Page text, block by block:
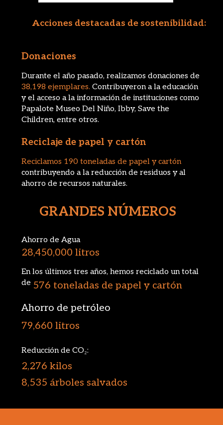
Acciones destacadas de sostenibilidad:
Donaciones
Durante el año pasado, realizamos donaciones de
38,198 ejemplares. Contribuyeron a la educación
y el acceso a la información de instituciones como
Papalote Museo Del Niño, Ibby, Save the
Children, entre otros.
Reciclaje de papel y cartón
Reciclamos 190 toneladas de papel y cartón
contribuyendo a la reducción de residuos y al
ahorro de recursos naturales.
GRANDES NÚMEROS
28,450,000 litros
Ahorro de Agua
En los últimos tres años, hemos reciclado un total
de 576 toneladas de papel y cartón
79,660 litros
Ahorro de petróleo
2,276 kilos
Reducción de CO₂:
8,535 árboles salvados